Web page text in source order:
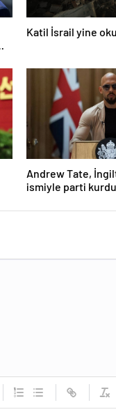
Katil İsrail yine
Andrew Tate,
ismiyle parti
yasaklayacağız’